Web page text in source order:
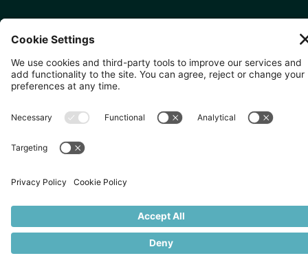
無断複写・転載を禁じます。2026 Zevero. All rights reserved.
プライバシーポリシークッキーの設定